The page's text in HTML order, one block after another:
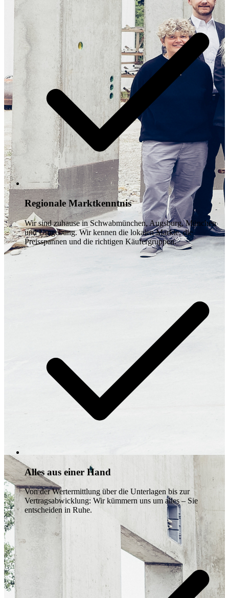
Regionale Marktkenntnis
Wir sind zuhause in Schwabmünchen, Augsburg, München
und Umgebung. Wir kennen die lokalen Märkte, die
Preisspannen und die richtigen Käufergruppen.
Alles aus einer Hand
Von der Wertermittlung über die Unterlagen bis zur
Vertragsabwicklung: Wir kümmern uns um alles – Sie
entscheiden in Ruhe.